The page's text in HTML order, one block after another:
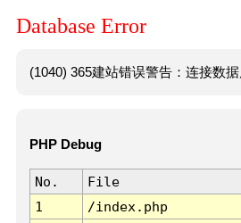
Database Error
(1040) 365建站错误警告：连接数
PHP Debug
No. File
1
/index.php